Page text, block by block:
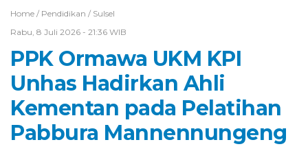
Home / Pendidikan / Sulsel
Rabu, 8 Juli 2026 - 21:36 WIB
PPK Ormawa UKM KPI
Unhas Hadirkan Ahli
Kementan pada Pelatihan
Pabbura Mannennungeng